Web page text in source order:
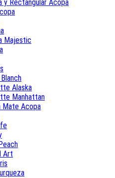
y Rectangular Acopa
Majestic
Alaska
Manhattan
Mate Acopa
Art